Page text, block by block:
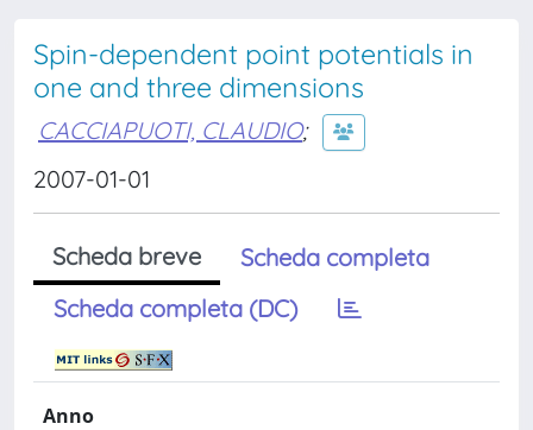
Spin-dependent point potentials in
one and three dimensions
CACCIAPUOTI, CLAUDIO;
2007-01-01
Scheda breve
Scheda completa
Scheda completa (DC)
Anno